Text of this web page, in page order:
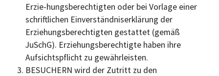
Erzie-hungsberechtigten oder bei Vorlage einer
schriftlichen Einverständniserklärung der
Erziehungsberechtigten gestattet (gemäß
JuSchG). Erziehungsberechtigte haben ihre
Aufsichtspflicht zu gewährleisten.
BESUCHERN wird der Zutritt zu den